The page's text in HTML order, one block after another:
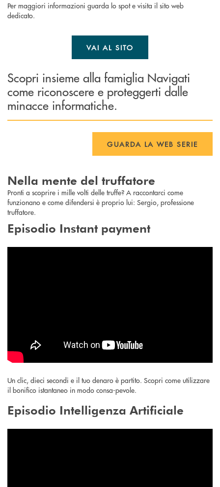
Per maggiori informazioni guarda lo spot e visita il sito web
dedicato.
VAI AL SITO
Scopri insieme alla famiglia Navigati
come riconoscere e proteggerti dalle
minacce informatiche.
GUARDA LA WEB SERIE
Nella mente del truffatore
Pronti a scoprire i mille volti delle truffe? A raccontarci come
funzionano e come difendersi è proprio lui: Sergio, professione
truffatore.
Episodio Instant payment
Un clic, dieci secondi e il tuo denaro è partito. Scopri come utilizzare
il bonifico istantaneo in modo consa-pevole.
Episodio Intelligenza Artificiale